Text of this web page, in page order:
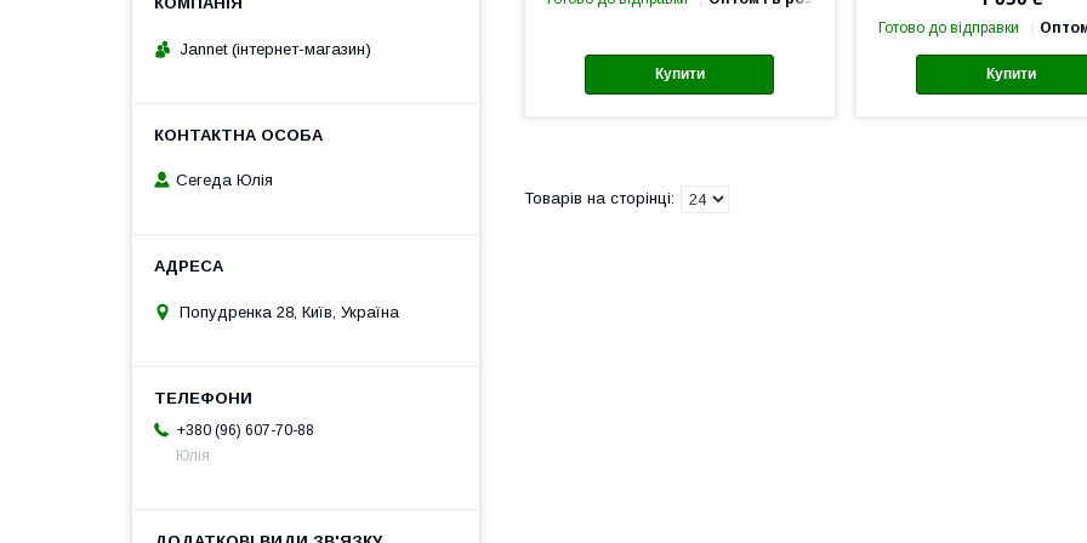
Купити
Готово до відправки Оптом
Купити
Jannet (інтернет-магазин)
Сегеда Юлія
Попудренка 28, Київ, Україна
+380 (96) 607-70-88
Юлія